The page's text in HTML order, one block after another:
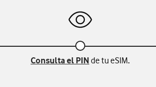
Consulta el PIN de tu eSIM.